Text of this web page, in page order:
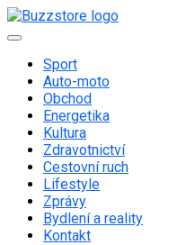
Skip
to
Primary
Sport
Auto-moto
Obchod
Energetika
Kultura
Zdravotnictví
Cestovní ruch
Lifestyle
Zprávy
Bydlení a reality
Kontakt